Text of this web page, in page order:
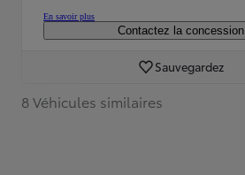
En savoir plus
Contactez la concession
Sauvegardez
8 Véhicules similaires